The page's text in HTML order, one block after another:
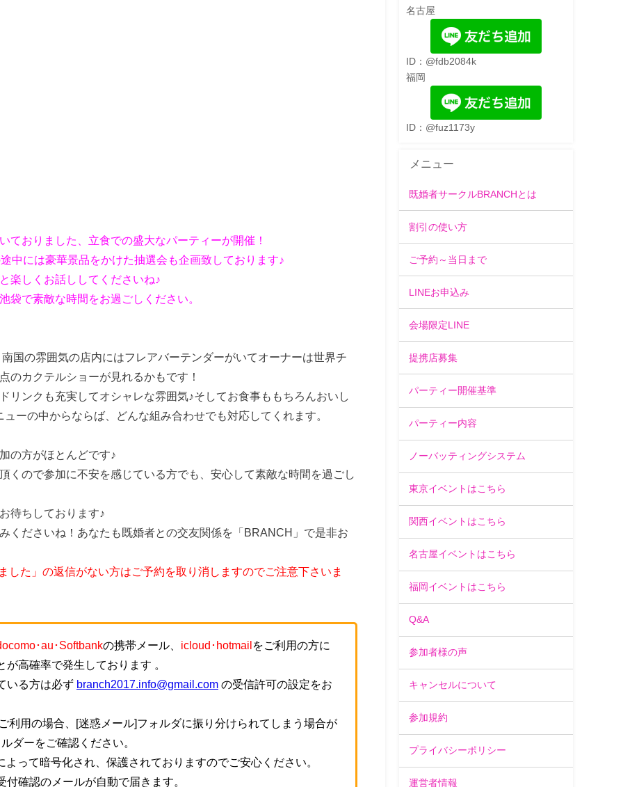
ておりました、立食での盛大なパーティーが開催！
中には豪華景品をかけた抽選会も企画致しております♪
楽しくお話ししてくださいね♪
袋で素敵な時間をお過ごしください。
国の雰囲気の店内にはフレアバーテンダーがいてオーナーは世界チ
のカクテルショーが見れるかもです！
リンクも充実してオシャレな雰囲気♪そしてお食事ももちろんおいし
ーの中からならば、どんな組み合わせでも対応してくれます。
の方がほとんどです♪
くので参加に不安を感じている方でも、安心して素敵な時間を過ごし
待ちしております♪
くださいね！あなたも既婚者との交友関係を「BRANCH」で是非お
た」の返信がない方はご予約を取り消しますのでご注意下さいま
･au･Softbankの携帯メール、 icloud･hotmail をご利用の方に
高確率で発生しております 。
いる方は必ず branch2017.info@gmail.com の受信許可の設定をお
利用の場合、[迷惑メール]フォルダに振り分けられてしまう場合が
ダーをご確認ください。
って暗号化され、保護されておりますのでご安心ください。
確認のメールが自動で届きます。
名古屋
ID：@fdb2084k
福岡
ID：@fuz1173y
メニュー
既婚者サークルBRANCHとは
割引の使い方
ご予約～当日まで
LINEお申込み
会場限定LINE
提携店募集
パーティー開催基準
パーティー内容
ノーバッティングシステム
東京イベントはこちら
関西イベントはこちら
名古屋イベントはこちら
福岡イベントはこちら
Q&A
参加者様の声
キャンセルについて
参加規約
プライバシーポリシー
運営者情報